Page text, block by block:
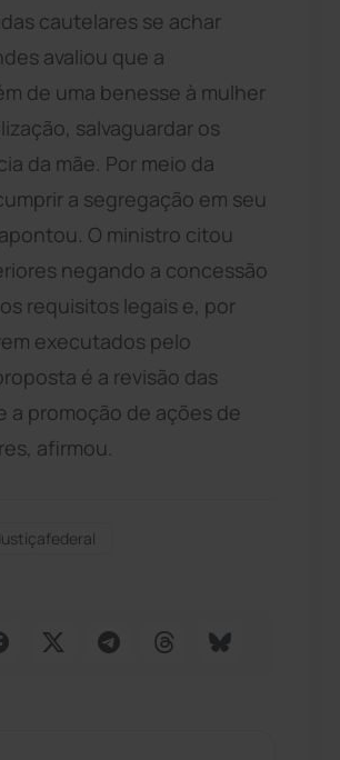
cautelares se achar
avaliou que a
de uma benesse à mulher
salvaguardar os
da mãe. Por meio da
a segregação em seu
O ministro citou
negando a concessão
requisitos legais e, por
executados pelo
é a revisão das
a promoção de ações de
afirmou.